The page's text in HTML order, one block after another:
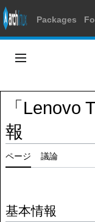
Packages
キ
ッ
プ
メインメニュー
「Lenovo
報
ページ 議論
基本情報